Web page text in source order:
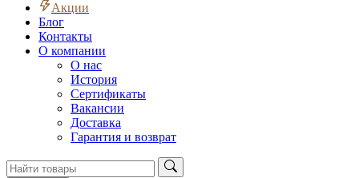
Акции
Блог
Контакты
О компании
О нас
История
Сертификаты
Вакансии
Доставка
Гарантия и возврат